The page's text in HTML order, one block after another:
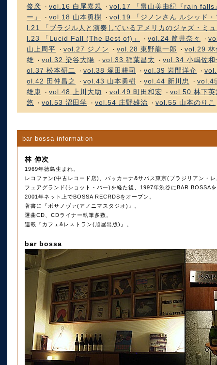
俊彦 ・ vol.16 白尾嘉規 ・ vol.17 「畠山美由紀『rain falls
ー」
・ vol.18 山本勇樹 ・ vol.19 「ジノンさん ルシッド
l.21 「ブラジル人と演奏しているアメリカのジャズ・ミ
l.23 「Lucid Fall (The Best of)」
・ vol.24 筒井奈々 ・
山上周平 ・ vol.27 ジノン ・ vol.28 東野龍一郎 ・ vol.29 林
雄 ・ vol.32 染谷大陽 ・ vol.33 稲葉昌太 ・ vol.34 小嶋佐和
ol.37 松本研二
・ vol.38 塚田耕司 ・ vol.39 岩間洋介 ・
ol.42 田仲昌之
・ vol.43 山本勇樹 ・ vol.44 新川忠 ・
雄康 ・ vol.48 上川大助 ・ vol.49 町田和宏 ・ vol.50 林下英
悠
・ vol.53 沼田学 ・ vol.54 庄野雄治 ・ vol.55 山本のりこ
bar bossa information
林 伸次
1969年徳島生まれ。
レコファン(中古レコード店)、バッカーナ&サバス東京(ブラジリアン・
フェアグランド(ショット・バー)を経た後、1997年渋谷にBAR BOSSA
2001年ネット上でBOSSA RECRDSをオープン。
著書に『ボサノヴァ(アノニマスタジオ)』。
選曲CD、CDライナー執筆多数。
連載『カフェ&レストラン(旭屋出版)』。
bar bossa